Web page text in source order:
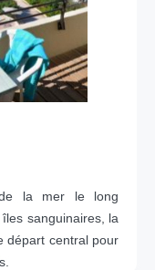
de la mer le long
sanguinaires, la
départ central pour